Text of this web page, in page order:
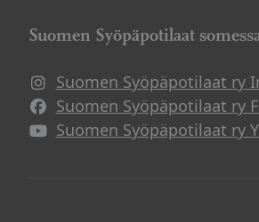
Suomen Syöpäpotilaat
Suomen Syöpäpotilaat ry
Suomen Syöpäpotilaat ry
Suomen Syöpäpotilaat ry